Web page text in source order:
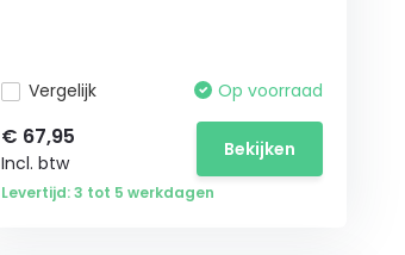
Vergelijk Op voorraad
€ 67,95
Incl. btw
Bekijken
Levertijd: 3 tot 5 werkdagen